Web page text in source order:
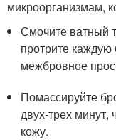
микроорганизмам,
Смочите ватный
протрите
межбровное
Помассируйте
двух-трех
кожу.